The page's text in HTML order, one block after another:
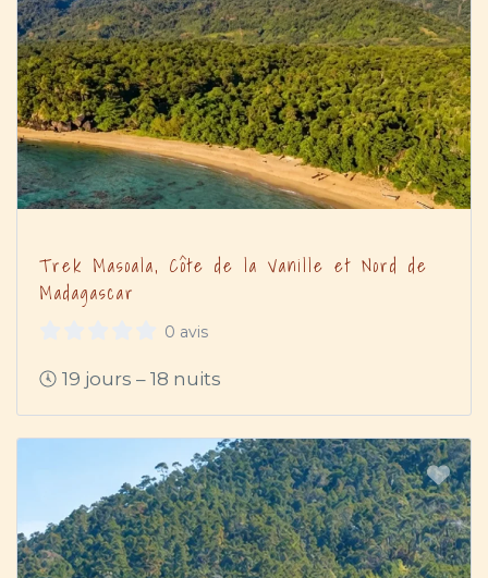
Trek Masoala, Côte de la Vanille et Nord de
Madagascar
0 avis
19 jours – 18 nuits